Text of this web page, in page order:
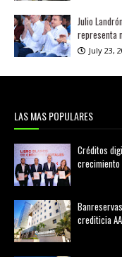
Julio
representa
July 23,
LAS MAS POPULARES
Créditos
crediticia